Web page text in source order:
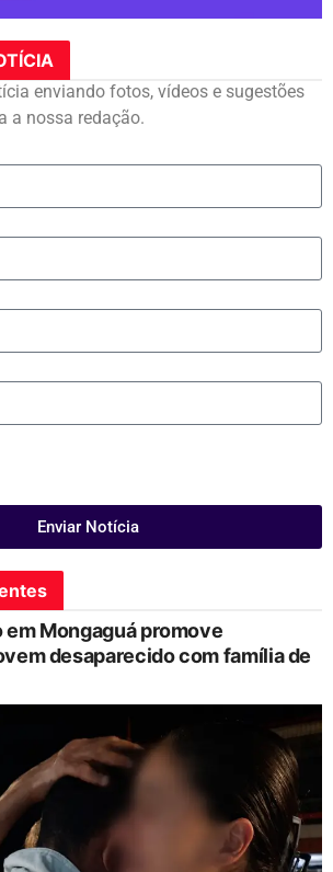
enviando fotos, vídeos e sugestões
a nossa redação.
Enviar Notícia
Mongaguá promove
desaparecido com família de